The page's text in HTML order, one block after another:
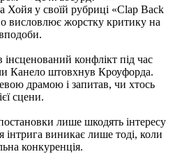
Хойя у своїй рубриці «Clap Back
висловлює жорстку критику на
конфлікт під час
Канело штовхнув Кроуфорда.
драмою і запитав, чи хтось
сцени.
лише шкодять інтересу
виникає лише тоді, коли
конкуренція.